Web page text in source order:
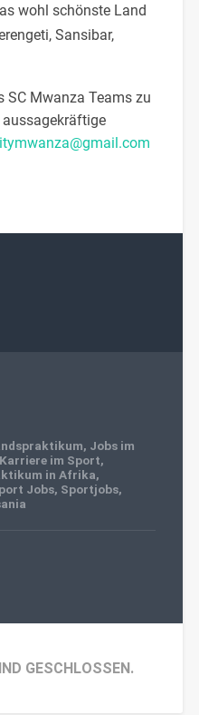
wohl schönste Land
Sansibar,
SC Mwanza Teams zu
aussagekräftige
, Jobs im
Karriere im Sport,
in Afrika,
Jobs, Sportjobs,
GESCHLOSSEN.